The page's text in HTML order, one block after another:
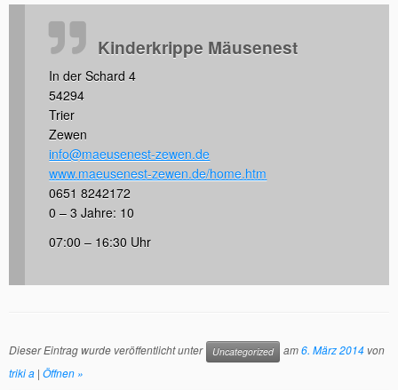
Kinderkrippe Mäusenest
In der Schard 4
54294
Trier
Zewen
info@maeusenest-zewen.de
www.maeusenest-zewen.de/home.htm
0651 8242172
0 – 3 Jahre: 10
07:00 – 16:30 Uhr
Dieser Eintrag wurde veröffentlicht unter Uncategorized am6. März 2014 von
triki a | Öffnen »